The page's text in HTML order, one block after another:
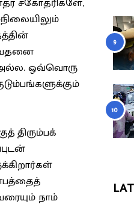
அல்ல. ஒவ்வொரு
திரும்பக்
நாம்